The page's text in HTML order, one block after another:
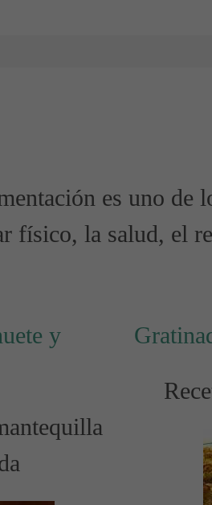
es uno de
físico, la salud, el
y